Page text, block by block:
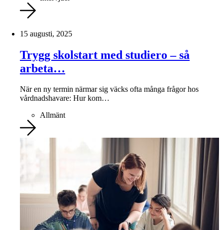
15 augusti, 2025
Trygg skolstart med studiero – så
arbeta…
När en ny termin närmar sig väcks ofta många frågor hos
vårdnadshavare: Hur kom…
Allmänt